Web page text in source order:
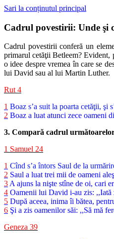
Sari la conținutul principal
Cadrul povestirii: Unde şi
Cadrul povestirii conferă un
primarul cetăţii Betleem? Evident,
o idee despre vremea în care se
lui David sau al lui Martin Luther.
Rut 4
1 Boaz s’a suit la poarta cetăţii, şi
2 Boaz a luat atunci zece oameni
3. Compară cadrul
1 Samuel 24
1 Cînd s’a întors Saul de la
2 Saul a luat trei mii de oameni
3A ajuns la nişte stîne de oi, cari
4 Oamenii lui David i-au zis: ,,Iată
5 După aceea, inima îi bătea,
6 Şi a zis oamenilor săi: ,,Să mă
Geneza 39